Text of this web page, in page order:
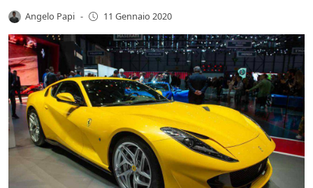
Angelo Papi - 11 Gennaio 2020